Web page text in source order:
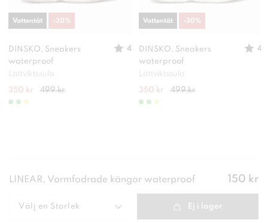
DINSKO, Sneakers
waterproof
4
Lättviktssula
350 kr 499 kr
Vattentät -30%
DINSKO, Sneakers
waterproof
4
Lättviktssula
350 kr 499 kr
Vattentät -30%
LINEAR, Varmfodrade kängor waterproof Pris:
150 kr
Välj en Storlek Ej i lager